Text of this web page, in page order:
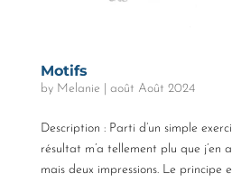
Motifs
by Melanie août Août 2024
Description : Parti d’un simple
résultat m’a tellement plu que j’en
mais deux impressions. Le principe